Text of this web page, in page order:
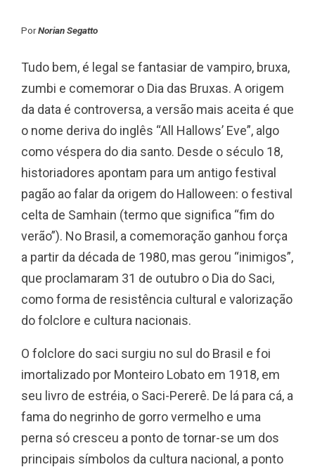
PorNorian Segatto
Tudo bem, é legal se fantasiar de vampiro, bruxa,
zumbi e comemorar o Dia das Bruxas. A origem
da data é controversa, a versão mais aceita é que
o nome deriva do inglês “All Hallows’ Eve”, algo
como véspera do dia santo. Desde o século 18,
historiadores apontam para um antigo festival
pagão ao falar da origem do Halloween: o festival
celta de Samhain (termo que significa “fim do
verão”). No Brasil, a comemoração ganhou força
a partir da década de 1980, mas gerou “inimigos”,
que proclamaram 31 de outubro o Dia do Saci,
como forma de resistência cultural e valorização
do folclore e cultura nacionais.
O folclore do saci surgiu no sul do Brasil e foi
imortalizado por Monteiro Lobato em 1918, em
seu livro de estréia, o Saci-Pererê. De lá para cá, a
fama do negrinho de gorro vermelho e uma
perna só cresceu a ponto de tornar-se um dos
principais símbolos da cultura nacional, a ponto